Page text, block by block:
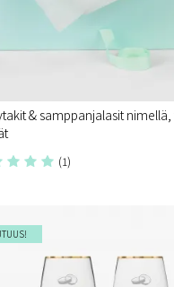
& samppanjalasit
(1)